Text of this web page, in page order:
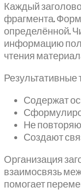
Каждый
фрагмента.
определённой.
информацию
чтения
Содержат
Не
Создают
Организация
взаимосвязь
помогает